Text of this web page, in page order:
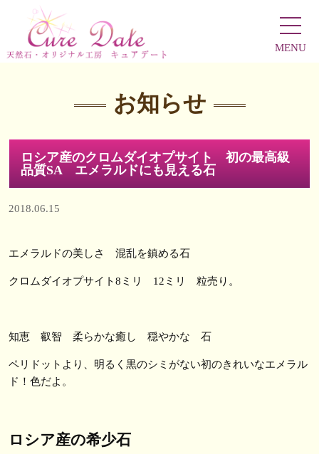
MENU
お知らせ
ロシア産のクロムダイオプサイト 初の最高級
品質SA エメラルドにも見える石
2018.06.15
エメラルドの美しさ 混乱を鎮める石
クロムダイオプサイト8ミリ 12ミリ 粒売り。
知恵 叡智 柔らかな癒し 穏やかな 石
ペリドットより、明るく黒のシミがない初のきれいなエメラル
ド！色だよ。
ロシア産の希少石